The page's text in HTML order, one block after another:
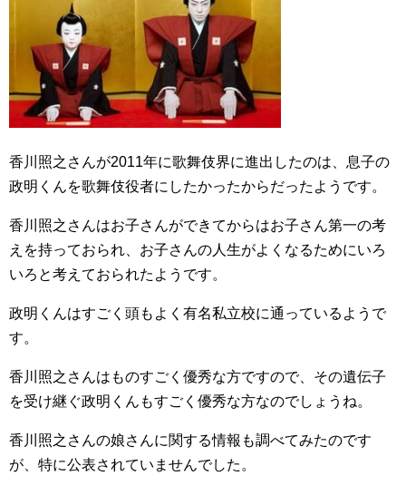
香川照之さんが2011年に歌舞伎界に進出したのは、息子の
政明くんを歌舞伎役者にしたかったからだったようです。
香川照之さんはお子さんができてからはお子さん第一の考
えを持っておられ、お子さんの人生がよくなるためにいろ
いろと考えておられたようです。
政明くんはすごく頭もよく有名私立校に通っているようで
す。
香川照之さんはものすごく優秀な方ですので、その遺伝子
を受け継ぐ政明くんもすごく優秀な方なのでしょうね。
香川照之さんの娘さんに関する情報も調べてみたのです
が、特に公表されていませんでした。